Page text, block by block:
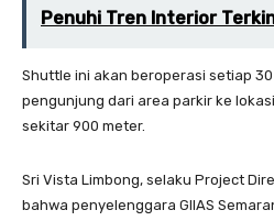
Penuhi Tren Interior
Shuttle ini akan beroperasi setiap
pengunjung dari area parkir ke
sekitar 900 meter.
Sri Vista Limbong, selaku Project
bahwa penyelenggara GIIAS